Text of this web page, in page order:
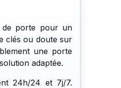
de porte pour un
clés ou doute sur
une porte
adaptée.
24h/24 et 7j/7.